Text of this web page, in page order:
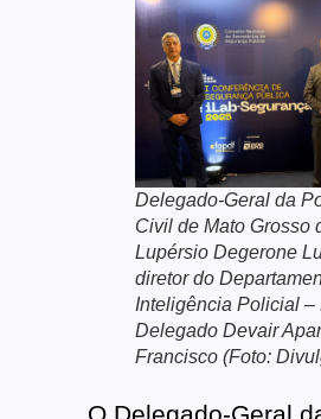
Delegado-Geral da
Civil de Mato Grosso
Lupérsio Degerone
diretor do
Inteligência Policial –
Delegado Devair
Francisco (Foto: